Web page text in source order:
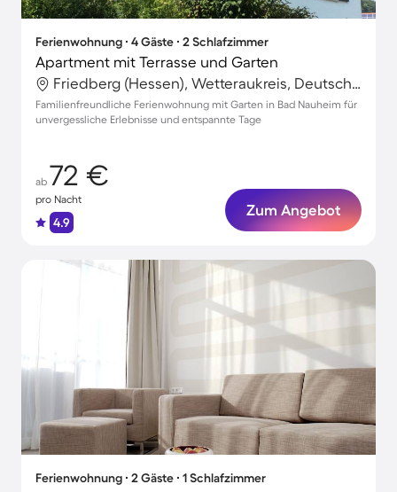
Ferienwohnung ∙ 4 Gäste ∙ 2 Schlafzimmer
Apartment mit Terrasse und Garten
Friedberg (Hessen), Wetteraukreis, Deutschland
Familienfreundliche Ferienwohnung mit Garten in Bad Nauheim für
unvergessliche Erlebnisse und entspannte Tage
ab 72 €
pro Nacht
4.9
Zum Angebot
Ferienwohnung ∙ 2 Gäste ∙ 1 Schlafzimmer